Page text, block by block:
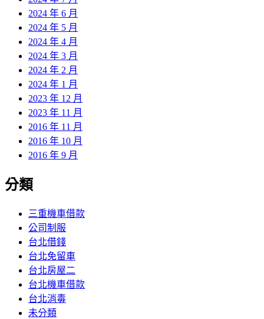
2024 年 6 月
2024 年 5 月
2024 年 4 月
2024 年 3 月
2024 年 2 月
2024 年 1 月
2023 年 12 月
2023 年 11 月
2016 年 11 月
2016 年 10 月
2016 年 9 月
分類
三重機車借款
公司制服
台北借錢
台北免留車
台北房屋二
台北機車借款
台北消毒
未分類